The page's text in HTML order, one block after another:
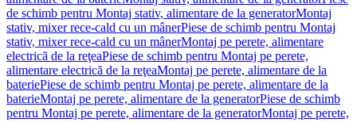
de schimb pentru Montaj stativ, alimentare de la generatorMontaj
stativ, mixer rece-cald cu un mânerPiese de schimb pentru Montaj
stativ, mixer rece-cald cu un mânerMontaj pe perete, alimentare
electrică de la reţeaPiese de schimb pentru Montaj pe perete,
alimentare electrică de la reţeaMontaj pe perete, alimentare de la
bateriePiese de schimb pentru Montaj pe perete, alimentare de la
baterieMontaj pe perete, alimentare de la generatorPiese de schimb
pentru Montaj pe perete, alimentare de la generatorMontaj pe perete,